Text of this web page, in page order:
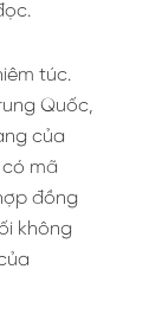
túc.
Quốc,
của
mã
đồng
không